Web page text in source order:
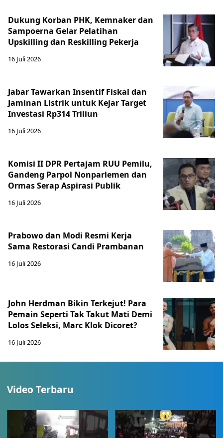
Dukung Korban PHK, Kemnaker dan
Sampoerna Gelar Pelatihan
Upskilling dan Reskilling Pekerja
16 Juli 2026
Jabar Tawarkan Insentif Fiskal dan
Jaminan Listrik untuk Kejar Target
Investasi Rp314 Triliun
16 Juli 2026
Komisi II DPR Pertajam RUU Pemilu,
Gandeng Parpol Nonparlemen dan
Ormas Serap Aspirasi Publik
16 Juli 2026
Prabowo dan Modi Resmi Kerja
Sama Restorasi Candi Prambanan
16 Juli 2026
John Herdman Bikin Terkejut! Para
Pemain Seperti Tak Takut Mati Demi
Lolos Seleksi, Marc Klok Dicoret?
16 Juli 2026
Video Terbaru